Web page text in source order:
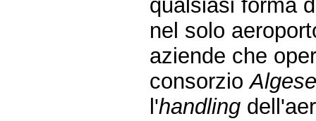
qualsiasi forma
nel solo
aziende che
consorzio
l'handling